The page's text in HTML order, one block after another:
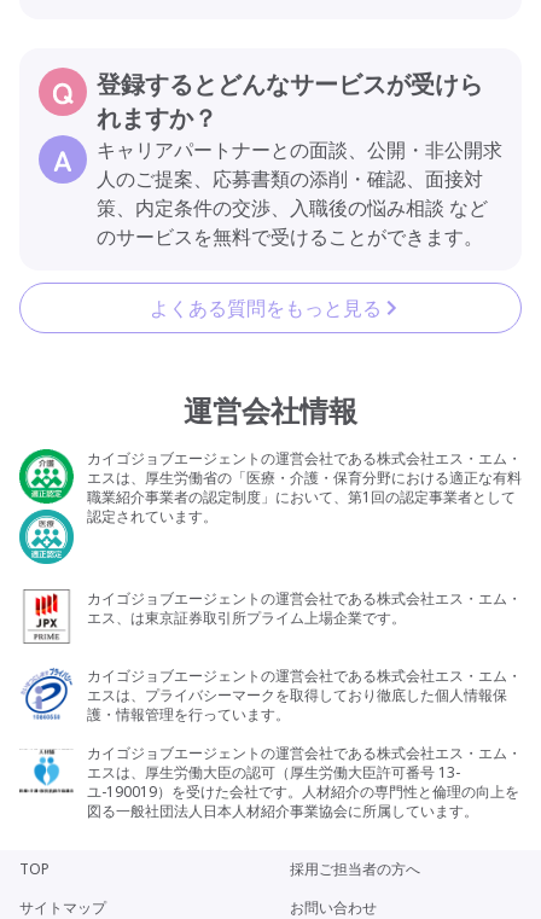
登録するとどんなサービスが受けら
れますか？
キャリアパートナーとの面談、公開・非公開求
人のご提案、応募書類の添削・確認、面接対
策、内定条件の交渉、入職後の悩み相談 など
のサービスを無料で受けることができます。
よくある質問をもっと見る
運営会社情報
カイゴジョブエージェントの運営会社である株式会社エス・エム・
エスは、厚生労働省の「医療・介護・保育分野における適正な有料
職業紹介事業者の認定制度」において、第1回の認定事業者として
認定されています。
カイゴジョブエージェントの運営会社である株式会社エス・エム・
エス、は東京証券取引所プライム上場企業です。
カイゴジョブエージェントの運営会社である株式会社エス・エム・
エスは、プライバシーマークを取得しており徹底した個人情報保
護・情報管理を行っています。
カイゴジョブエージェントの運営会社である株式会社エス・エム・
エスは、厚生労働大臣の認可（厚生労働大臣許可番号 13-
ユ-190019）を受けた会社です。人材紹介の専門性と倫理の向上を
図る一般社団法人日本人材紹介事業協会に所属しています。
TOP
採用ご担当者の方へ
サイトマップ
お問い合わせ